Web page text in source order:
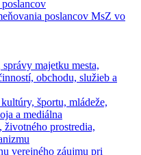
poslancov MsZ vo
majetku mesta,
obchodu, služieb a
športu, mládeže,
a mediálna
prostredia,
verejného záujmu pri